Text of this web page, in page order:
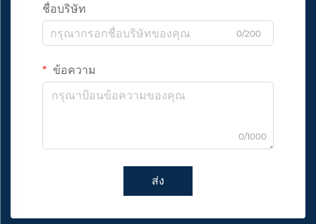
ชื่อบริษัท
0/200
ข้อความ
0/1000
ส่ง